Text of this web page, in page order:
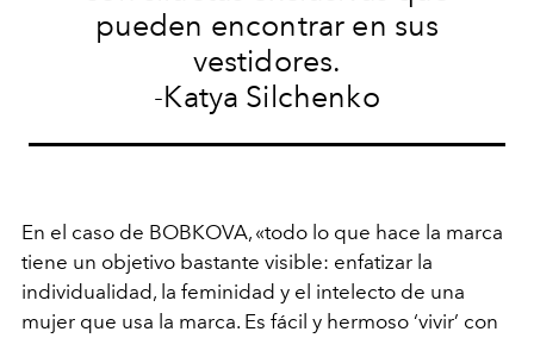
pueden encontrar en sus
vestidores.
-Katya Silchenko
En el caso de BOBKOVA, «todo lo que hace la marca
tiene un objetivo bastante visible: enfatizar la
individualidad, la feminidad y el intelecto de una
mujer que usa la marca. Es fácil y hermoso ‘vivir’ con